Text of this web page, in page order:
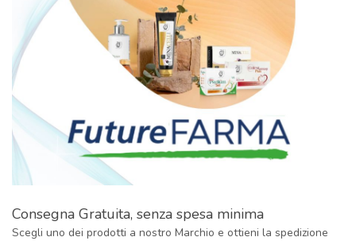
Consegna Gratuita, senza spesa minima
Scegli uno dei prodotti a nostro Marchio e ottieni la spedizione